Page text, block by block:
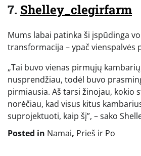
7. Shelley_clegirfarm
Mums labai patinka ši įspūdinga
transformacija – ypač vienspalvės
„Tai buvo vienas pirmųjų
nusprendžiau, todėl buvo
pirmiausia. Aš tarsi žinojau, kokio
norėčiau, kad visus kitus
suprojektuoti, kaip šį”, – sako
Posted in Namai, Prieš ir Po